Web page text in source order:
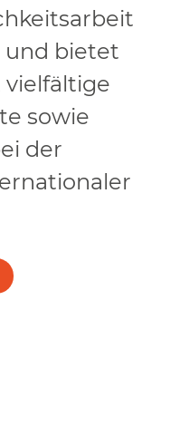
und bietet
vielfältige
sowie
der